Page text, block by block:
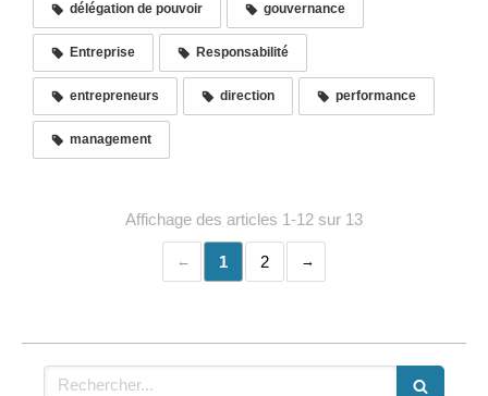
délégation de pouvoir gouvernance
Entreprise Responsabilité
entrepreneurs direction performance
management
Affichage des articles 1-12 sur 13
1 2
Rechercher